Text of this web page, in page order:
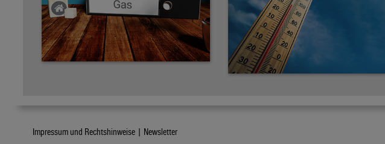
Impressum und Rechtshinweise | Newsletter